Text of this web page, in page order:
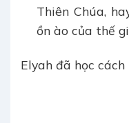
Thiên Chúa,
ồn ào của thế
Elyah đã học cách